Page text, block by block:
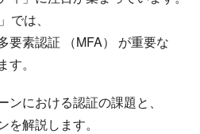
は、​
要素認証 ​（MFA）​ が​重要な​
。
に​おける​認証の​課題と、​
解説します。